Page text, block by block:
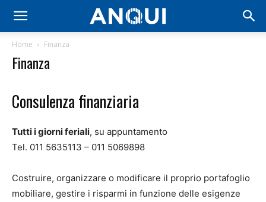
Home Finanza
Finanza
Consulenza finanziaria
Tutti i giorni feriali, su appuntamento
Tel. 011 5635113 – 011 5069898
Costruire, organizzare o modificare il proprio portafoglio
mobiliare, gestire i risparmi in funzione delle esigenze